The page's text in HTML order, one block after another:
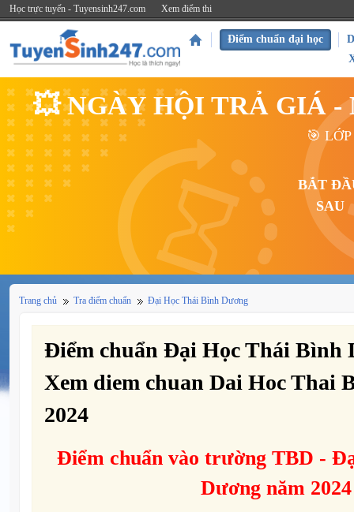
Học trực tuyến - Tuyensinh247.com Xem điểm thi
Điểm chuẩn đại học
💥 NGÀY HỘI TRẢ GIÁ -
🎯
BẮT
SAU
Trang chủ Tra điểm chuẩn Đại Học Thái Bình Dương
Điểm chuẩn Đại Học Thái Bình
Xem diem chuan Dai Hoc Thai
2024
Điểm chuẩn vào trường TBD -
Dương năm 2024